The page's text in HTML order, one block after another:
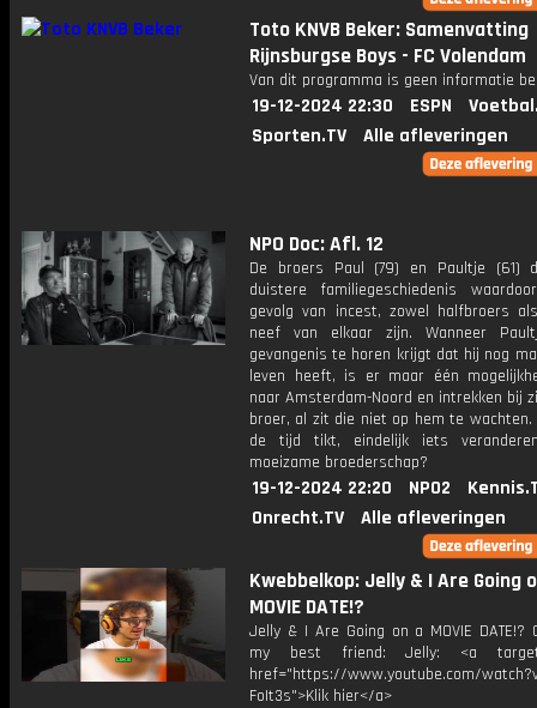
Toto KNVB Beker: Samenvatting
Rijnsburgse Boys - FC Volendam
Van dit programma is geen informatie
19-12-2024 22:30 ESPN
Sporten.TV
Alle afleveringen
NPO Doc: Afl. 12
De broers Paul (79) en Paultje (61)
duistere familiegeschiedenis
gevolg van incest, zowel halfbroers
neef van elkaar zijn. Wanneer
gevangenis te horen krijgt dat hij nog
leven heeft, is er maar één
naar Amsterdam-Noord en intrekken bij
broer, al zit die niet op hem te wachten.
de tijd tikt, eindelijk iets
moeizame broederschap?
19-12-2024 22:20 NPO2
Onrecht.TV
Alle afleveringen
Kwebbelkop: Jelly & I Are Going
MOVIE DATE!?
Jelly & I Are Going on a MOVIE DATE!?
my best friend: Jelly: <a
href="https://www.youtube.com/
FoIt3s">Klik hier</a>